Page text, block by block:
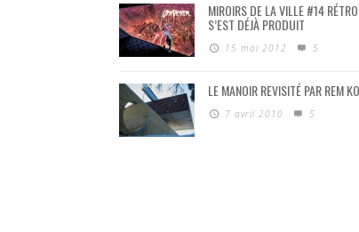
MIROIRS DE LA VILLE #14
S’EST DÉJÀ PRODUIT
15 mai 2012 5
LE MANOIR REVISITÉ PAR REM
7 avril 2010 5